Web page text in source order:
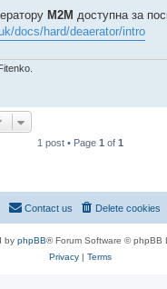
M2M доступна за
docs/hard/deaerator/intro
1 post • Page 1 of 1
Delete cookies
Contact us
by phpBB® Forum Software © phpBB
Privacy| Terms